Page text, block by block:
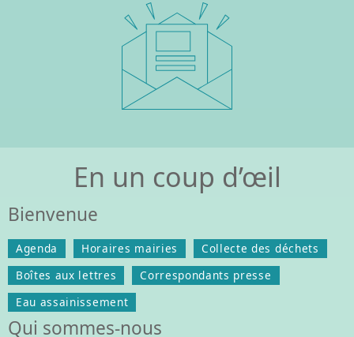
En un coup d’œil
Bienvenue
Agenda Horaires mairies
Collecte des déchets
Boîtes aux lettres
Correspondants presse
Eau assainissement
Qui sommes-nous